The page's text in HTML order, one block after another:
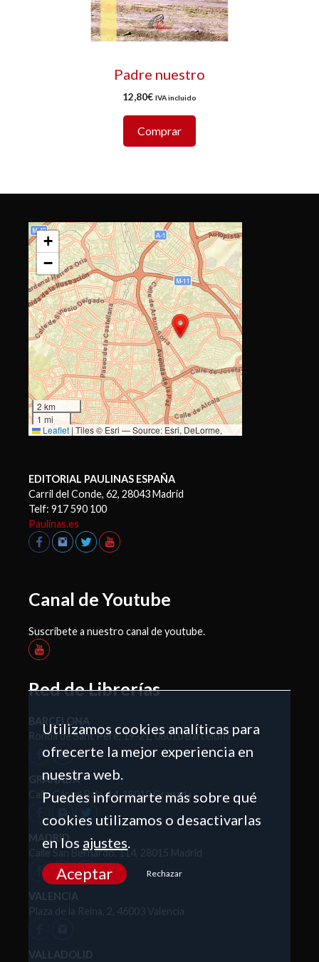
Padre nuestro
12,80€ IVA incluido
Comprar
+
−
2 km
1 mi
Leaflet | Tiles © Esri — Source: Esri, DeLorme,
EDITORIAL PAULINAS ESPAÑA
Carril del Conde, 62, 28043 Madrid
Telf: 917 590 100
Paulinas.es
Canal de Youtube
Suscríbete a nuestro canal de youtube.
Red de Librerías
BARCELONA
Ronda de Sant Pere, 19-21, 08010 Barcelona
GRANADA
Calle Cárcel Baja, 14, 18010 Granada
MADRID
Calle San Bernardo, 114, 28015 Madrid
VALENCIA
Plaza de la Reina, 2, 46003 Valencia
VALLADOLID
Utilizamos cookies analíticas para
ofrecerte la mejor experiencia en
nuestra web.
Puedes informarte más sobre qué
cookies utilizamos o desactivarlas
en los ajustes.
Aceptar Rechazar